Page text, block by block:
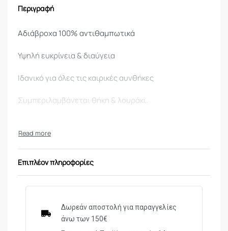
Περιγραφή
Αδιάβροχα 100% αντιθαμπωτικά
Υψηλή ευκρίνεια & διαύγεια
Ιδανικό για όλες τις καιρικές αυνθήκες
Συμπεριλαμβάνεται θήκη & λουράκι.
ΜΕΓΕΘΥΝΣΗ
10x
ΔΙΑΜΕΤΡΟΣ ΦΑΚΟΥ
ΑΔΙΑΒΡΟΧΑ
ΝΑΙ
ΤΥΠΟΣ ΠΡΙΣΜΑΤΟΣ
Roof
ΕΠΙΣΤΡΩΣΗ ΦΑΚΩΝ
ΒΚ-4 Πολλαπλή
Επιπλέον πληροφορίες
Δωρεάν αποστολή για παραγγελίες
άνω των 150€